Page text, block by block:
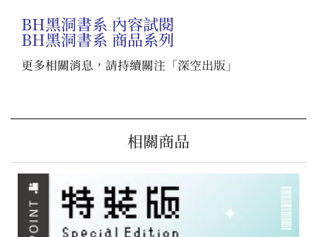
BH黑洞書系 內容試閱
BH黑洞書系 商品系列
更多相關消息，請持續關注「深空出版 」
相關商品